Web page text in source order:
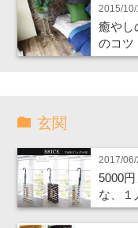
2015/10/
癒やし
のコツ
玄関
2017/
5000
な、１